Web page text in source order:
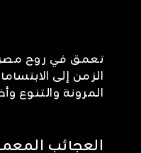
تعمق في روح مصر
الزمن إلى
المرونة والتنوع
العجائب